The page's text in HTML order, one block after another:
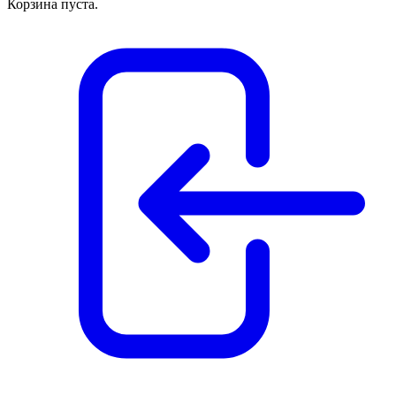
Корзина пуста.